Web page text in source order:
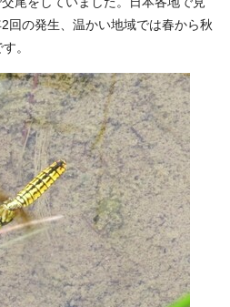
回の発生、温かい地域では春から秋
。